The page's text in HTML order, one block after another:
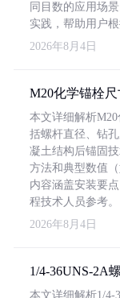
同目数的应用场
实践，帮助用户
2026年8月4日
M20化学锚栓
本文详细解析
括螺杆直径、钻
凝土结构后锚固
方法和典型数值（
内容涵盖安装要
程技术人员参考。
2026年8月4日
1/4-36UNS-2A
本文详细解析1/4-